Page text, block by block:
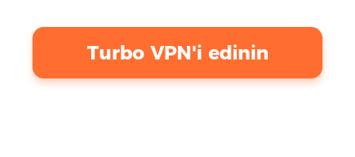
Turbo VPN'i edinin